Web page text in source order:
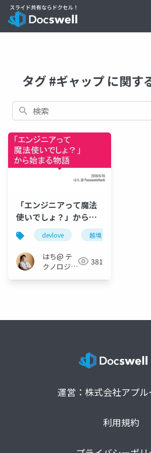
タグ #ギャップ に関す
検索
「エンジニアって魔法
使いでしょ？」から始
まる物語devlove 越境
はち@ テ
クノロジー
381
運営：株式会社アプル
利用規約